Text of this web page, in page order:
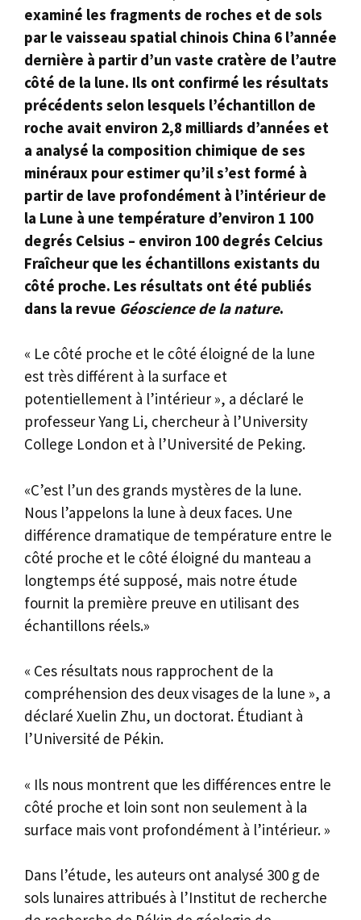
examiné les fragments de roches et de sols
par le vaisseau spatial chinois China 6 l’année
dernière à partir d’un vaste cratère de l’autre
côté de la lune. Ils ont confirmé les résultats
précédents selon lesquels l’échantillon de
roche avait environ 2,8 milliards d’années et
a analysé la composition chimique de ses
minéraux pour estimer qu’il s’est formé à
partir de lave profondément à l’intérieur de
la Lune à une température d’environ 1 100
degrés Celsius – environ 100 degrés Celcius
Fraîcheur que les échantillons existants du
côté proche. Les résultats ont été publiés
dans la revue Géoscience de la nature.
« Le côté proche et le côté éloigné de la lune
est très différent à la surface et
potentiellement à l’intérieur », a déclaré le
professeur Yang Li, chercheur à l’University
College London et à l’Université de Peking.
«C’est l’un des grands mystères de la lune.
Nous l’appelons la lune à deux faces. Une
différence dramatique de température entre le
côté proche et le côté éloigné du manteau a
longtemps été supposé, mais notre étude
fournit la première preuve en utilisant des
échantillons réels.»
« Ces résultats nous rapprochent de la
compréhension des deux visages de la lune », a
déclaré Xuelin Zhu, un doctorat. Étudiant à
l’Université de Pékin.
« Ils nous montrent que les différences entre le
côté proche et loin sont non seulement à la
surface mais vont profondément à l’intérieur. »
Dans l’étude, les auteurs ont analysé 300 g de
sols lunaires attribués à l’Institut de recherche